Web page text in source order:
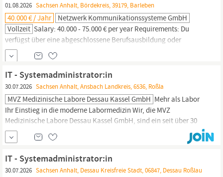
01.08.2026 Sachsen Anhalt, Bördekreis, 39179, Barleben
40.000 € / Jahr
Netzwerk Kommunikationssysteme GmbH
Vollzeit Salary: 40.000 - 75.000 € per year Requirements: Du
verfügst über eine abgeschlossene Berufsausbildung oder
Technikerschule in einem relevanten oder artverwandten Bereich.
Alternativ bringst Du einschlägige Berufserfahrung im
technischen Service und im Betrieb von IT-Systemen mit.
Wünschenswert sind Erfahrungen im Bereich Netzwerktechnik:
Switching und Routing WLAN und...
IT - Systemadministrator:in
30.07.2026 Sachsen Anhalt, Ansbach Landkreis, 6536, Roßla
MVZ Medizinische Labore Dessau Kassel GmbH Mehr als Labor
Ihr Einstieg in die moderne Labormedizin Wir, die MVZ
Medizinische Labore Dessau Kassel GmbH, sind ein seit über 30
Jahren stetig wachsendes Unternehmen mit Hauptsitz in Dessau-
Roßlau. Vertreten an mehreren Standorten in
Sachsen-Anhalt,
größten
IT - Systemadministrator:in
30.07.2026 Sachsen Anhalt, Dessau Kreisfreie Stadt, 06847, Dessau Roßlau